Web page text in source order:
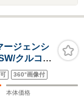
ジェンシ
クルコ
ートエア
ウンドビ
360°画像付
本体価格